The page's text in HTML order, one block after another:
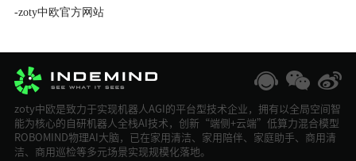
-zoty中欧官方网站
zoty中欧是致力于实现机器人AGI的平台型技术企业，拥有以全局空间智
能为核心的自研机器人全栈AI技术，创新“端侧+云端”低算力混合模型
ROBOMIND物理AI大脑，已在家用清洁、家用陪伴、家庭助手、商用清
洁、商用巡检等多元场景实现规模化落地。